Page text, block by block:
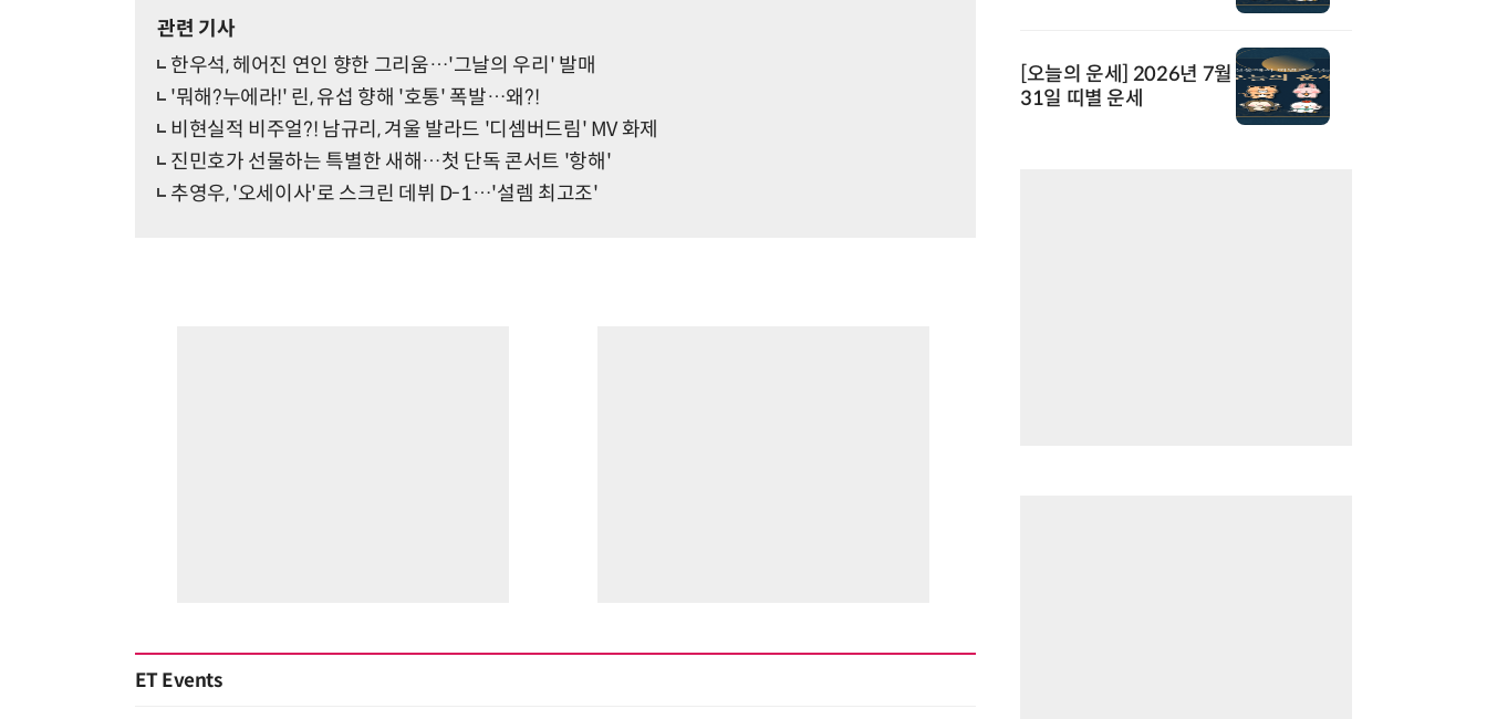
관련 기사
한우석, 헤어진 연인 향한 그리움…'그날의 우리' 발매
'뭐해?누에라!' 린, 유섭 향해 '호통' 폭발…왜?!
비현실적 비주얼?! 남규리, 겨울 발라드 '디셈버드림' MV 화제
진민호가 선물하는 특별한 새해…첫 단독 콘서트 '항해'
추영우, '오세이사'로 스크린 데뷔 D-1…'설렘 최고조'
ET Events
[오늘의 운세] 2026년 7월
31일 띠별 운세